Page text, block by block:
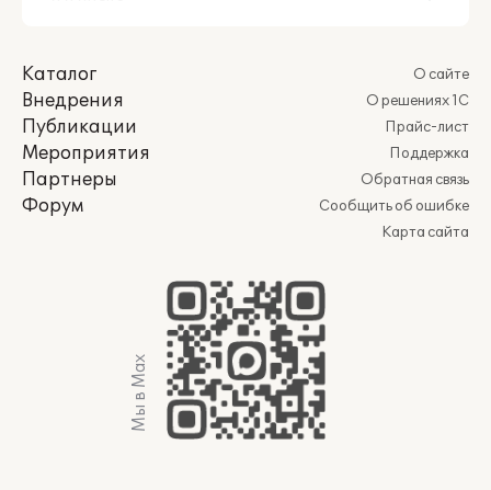
Каталог
Внедрения
Публикации
Мероприятия
Партнеры
Форум
О сайте
О решениях 1С
Прайс-лист
Поддержка
Обратная связь
Сообщить об ошибке
Карта сайта
Мы в Max